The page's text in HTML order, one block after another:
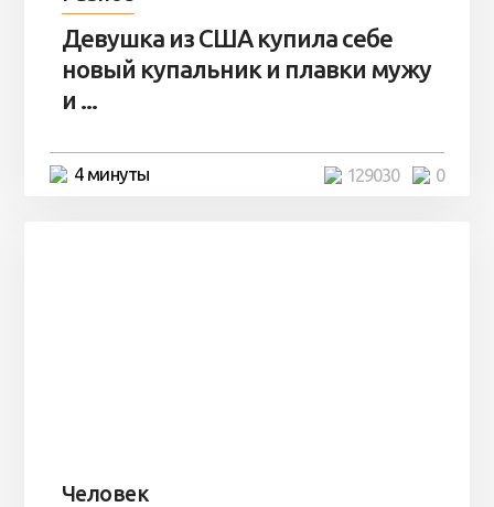
Девушка из США купила себе
новый купальник и плавки мужу
и ...
4 минуты 0
129030
Человек